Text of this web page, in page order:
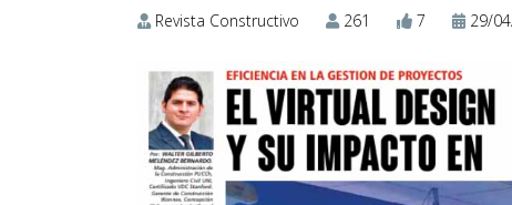
Revista Constructivo 261 7 29/